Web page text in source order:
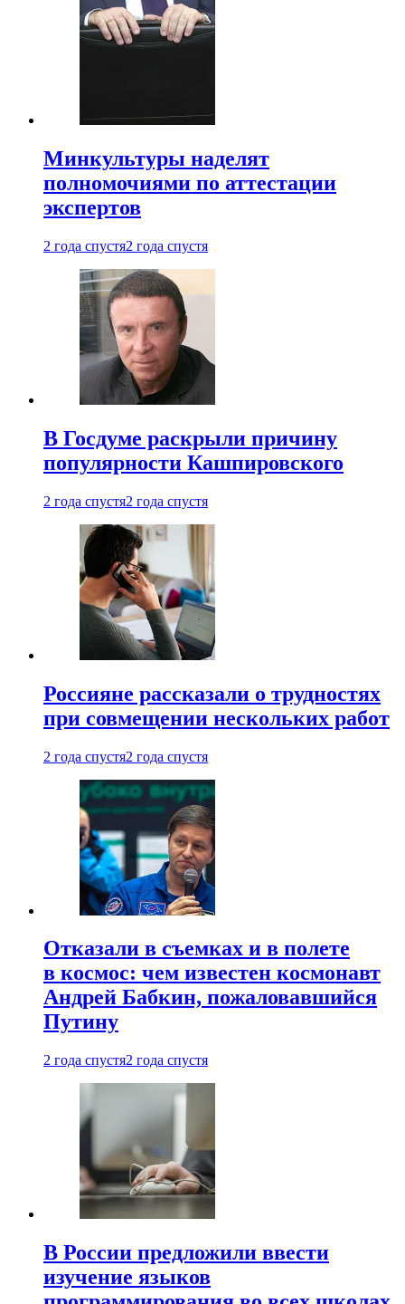
Минкультуры наделят
полномочиями по аттестации
экспертов
2 года спустя2 года спустя
В Госдуме раскрыли причину
популярности Кашпировского
2 года спустя2 года спустя
Россияне рассказали о трудностях
при совмещении нескольких работ
2 года спустя2 года спустя
Отказали в съемках и в полете
в космос: чем известен космонавт
Андрей Бабкин, пожаловавшийся
Путину
2 года спустя2 года спустя
В России предложили ввести
изучение языков